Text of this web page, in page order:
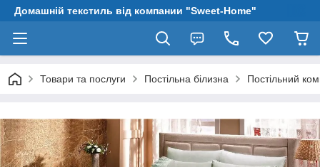
Домашній текстиль від компании "Sweet-Home"
Товари та послуги Постільна білизна Постільний